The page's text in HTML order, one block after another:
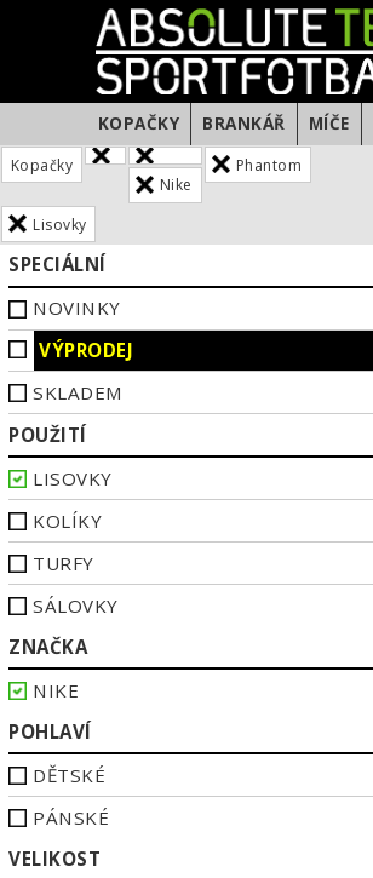
KOPAČKY BRANKÁŘ MÍČE
Kopačky
Nike
Phantom
Lisovky
SPECIÁLNÍ
NOVINKY
VÝPRODEJ
SKLADEM
ZNAČKA
NIKE
VELIKOST
POHLAVÍ
DĚTSKÉ
PÁNSKÉ
POUŽITÍ
LISOVKY
KOLÍKY
TURFY
SÁLOVKY